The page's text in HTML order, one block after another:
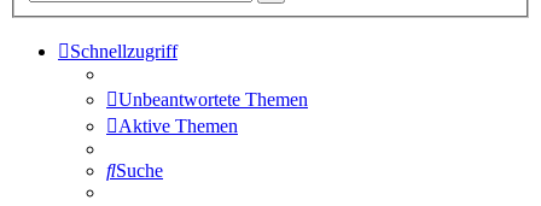
Schnellzugriff
Unbeantwortete Themen
Aktive Themen
Suche